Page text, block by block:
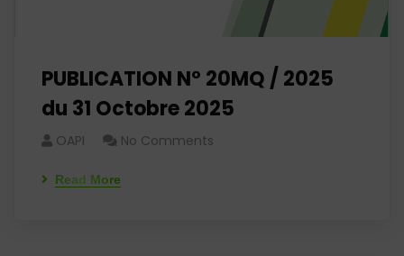
PUBLICATION N° 20MQ / 2025
du 31 Octobre 2025
OAPI No Comments
Read More